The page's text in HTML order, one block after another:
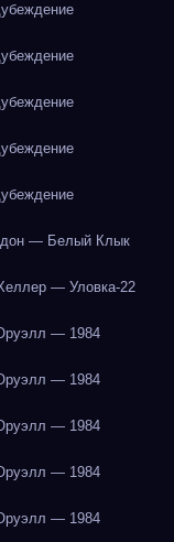
— Белый Клык
— Уловка-22
— 1984
— 1984
— 1984
— 1984
— 1984